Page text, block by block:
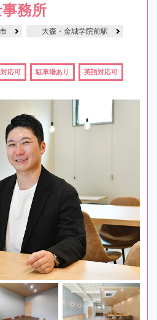
務所
大森・金城学院前駅
応可 駐車場あり 英語対応可